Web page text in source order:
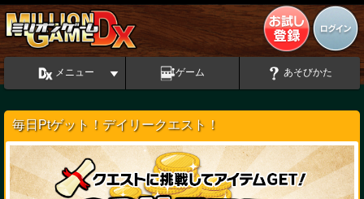
メニュー ゲーム あそびかた
毎日Ptゲット！デイリークエスト！